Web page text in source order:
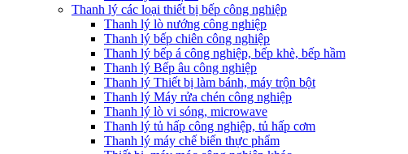
Thanh lý các loại thiết bị bếp công nghiệp
Thanh lý lò nướng công nghiệp
Thanh lý bếp chiên công nghiệp
Thanh lý bếp á công nghiệp, bếp khè, bếp hầm
Thanh lý Bếp âu công nghiệp
Thanh lý Thiết bị làm bánh, máy trộn bột
Thanh lý Máy rửa chén công nghiệp
Thanh lý lò vi sóng, microwave
Thanh lý tủ hấp công nghiệp, tủ hấp cơm
Thanh lý máy chế biến thực phẩm